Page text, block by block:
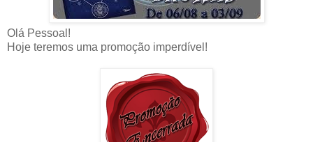
Olá Pessoal!
Hoje teremos uma promoção imperdível!